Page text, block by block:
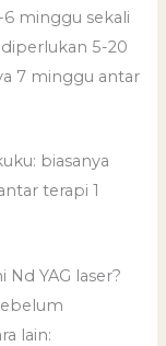
minggu sekali
5-20
7 minggu antar
biasanya
terapi 1
YAG laser?
lain: